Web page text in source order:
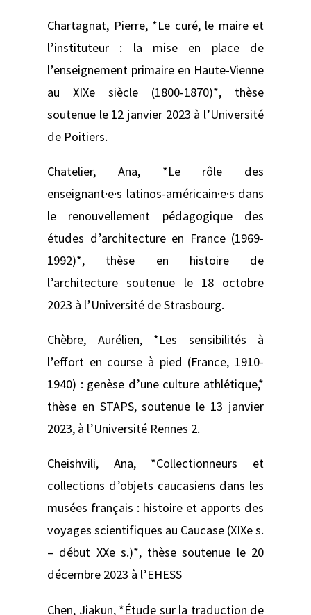
Chartagnat, Pierre, *Le curé, le maire et
l’instituteur : la mise en place de
l’enseignement primaire en Haute-Vienne
au XIXe siècle (1800-1870)*, thèse
soutenue le 12 janvier 2023 à l’Université
de Poitiers.
Chatelier, Ana, *Le rôle des
enseignant·e·s latinos-américain·e·s dans
le renouvellement pédagogique des
études d’architecture en France (1969-
1992)*, thèse en histoire de
l’architecture soutenue le 18 octobre
2023 à l’Université de Strasbourg.
Chèbre, Aurélien, *Les sensibilités à
l’effort en course à pied (France, 1910-
1940) : genèse d’une culture athlétique,*
thèse en STAPS, soutenue le 13 janvier
2023, à l’Université Rennes 2.
Cheishvili, Ana, *Collectionneurs et
collections d’objets caucasiens dans les
musées français : histoire et apports des
voyages scientifiques au Caucase (XIXe s.
– début XXe s.)*, thèse soutenue le 20
décembre 2023 à l’EHESS
Chen, Jiakun, *Étude sur la traduction de